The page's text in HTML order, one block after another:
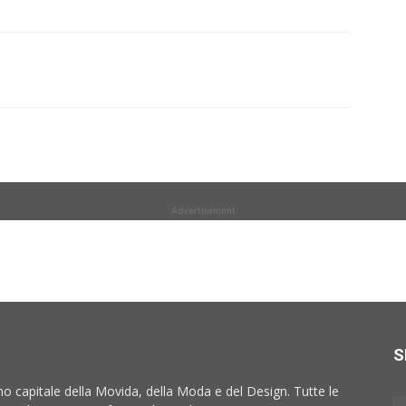
Advertisement
capitale della Movida, della Moda e del Design. Tutte le